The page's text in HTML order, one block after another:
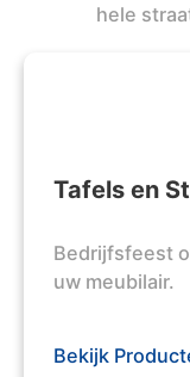
hele
Tafels en
Bedrijfsfeest
uw meubilair.
Bekijk